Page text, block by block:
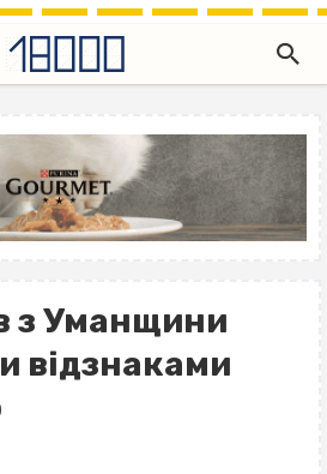
з Уманщини
відзнаками